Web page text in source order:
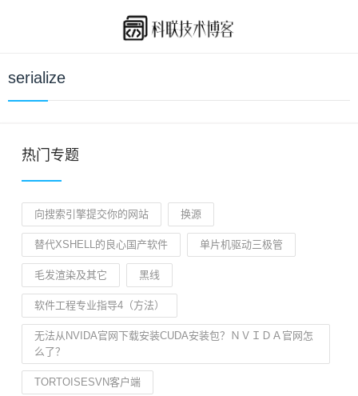
serialize
热门专题
向搜索引擎提交你的网站 换源
替代XSHELL的良心国产软件 单片机驱动三极管
毛发渲染及其它 黑线
软件工程专业指导4（方法）
无法从NVIDA官网下载安装CUDA安装包？ＮＶＩＤＡ官网怎
么了？
TORTOISESVN客户端